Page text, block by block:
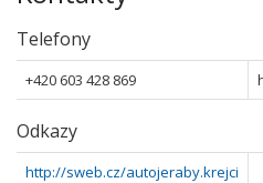
Telefony
+420 603 428 869
Odkazy
http://sweb.cz/autojeraby.krejci